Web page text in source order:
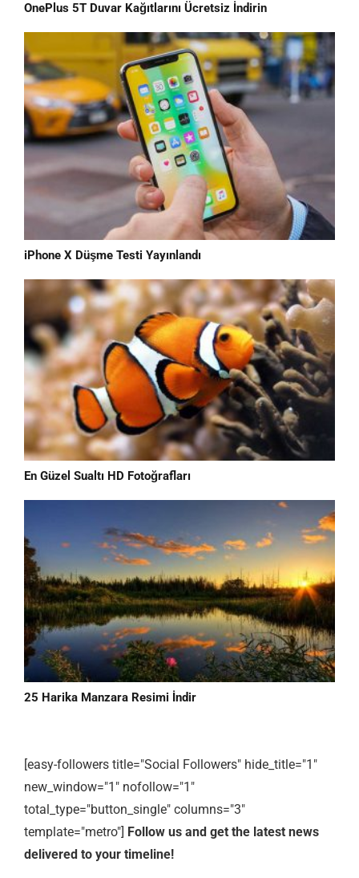
OnePlus 5T Duvar Kağıtlarını Ücretsiz İndirin
iPhone X Düşme Testi Yayınlandı
En Güzel Sualtı HD Fotoğrafları
25 Harika Manzara Resimi İndir
[easy-followers title="Social Followers" hide_title="1"
new_window="1" nofollow="1"
total_type="button_single" columns="3"
template="metro"] Follow us and get the latest news
delivered to your timeline!